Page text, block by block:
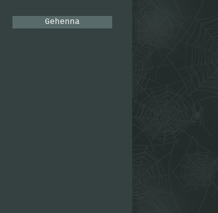
Gehenna